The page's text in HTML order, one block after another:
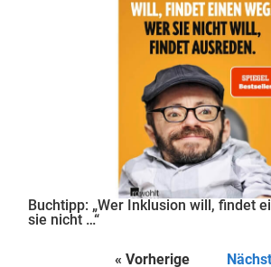
Buchtipp: „Wer Inklusion will, findet
sie nicht …“
« Vorherige